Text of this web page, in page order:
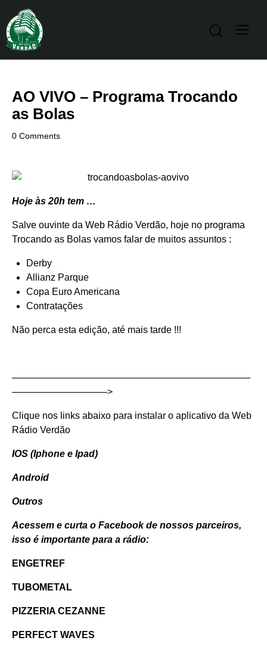
AO VIVO – Programa Trocando
as Bolas
0 Comments
Hoje às 20h tem …
Salve ouvinte da Web Rádio Verdão, hoje no programa
Trocando as Bolas vamos falar de muitos assuntos :
Derby
Allianz Parque
Copa Euro Americana
Contratações
Não perca esta edição, até mais tarde !!!
—————————————————————————
——————————>
Clique nos links abaixo para instalar o aplicativo da Web
Rádio Verdão
IOS (Iphone e Ipad)
Android
Outros
Acessem e curta o Facebook de nossos parceiros,
isso é importante para a rádio:
ENGETREF
TUBOMETAL
PIZZERIA CEZANNE
PERFECT WAVES